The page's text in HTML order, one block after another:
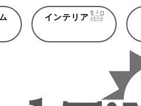
インテリア